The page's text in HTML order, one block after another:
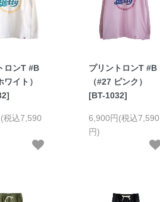
ロンT #B
イト）
税込7,590
プリントロンT #B
（#27 ピンク）
[BT-1032]
6,900円(税込7,590
円)